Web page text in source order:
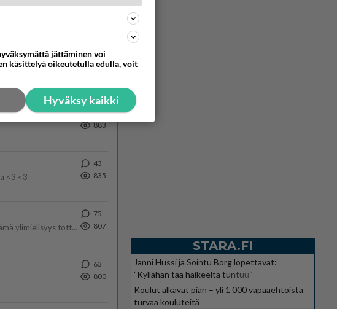
laulaja
28
56
883
<3 <3
43
835
Olipa hyvä kirjoitus, kiitos. Ongelmat mitkä nostat esille on todellisia ja tämä ylimielisyys totta ja se näkyy kaikessa
75
807
63
800
STARA.FI
Janni Hussi ja Sointu Borg lopettavat:
”Kyllähän tää haikeelta tuntuu”
Koulut alkavat pian – yli 1 000 vapaaehtoista
turvaa kouluteitä
jättäminen voi
käsittelyä oikeutetulla edulla, voit
Hyväksy kaikki